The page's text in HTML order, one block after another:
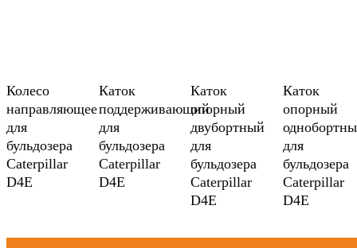
Колесо
направляющее
для
бульдозера
Caterpillar
D4E
Каток
поддерживающий
для
бульдозера
Caterpillar
D4E
Каток
опорный
двубортный
для
бульдозера
Caterpillar
D4E
Каток
опорный
для
бульдозера
Caterpillar
D4E